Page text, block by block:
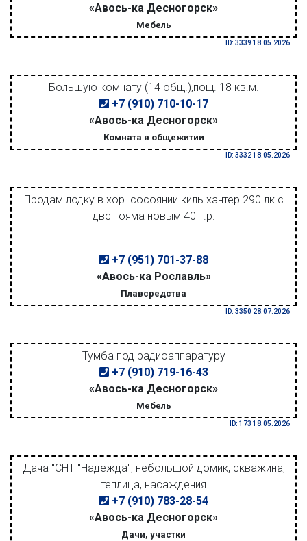
«Авось-ка Десногорск»
Мебель
ID: 3339 18.05.2026
Большую комнату (14 общ.),пощ. 18 кв.м.
+7 (910) 710-10-17
«Авось-ка Десногорск»
Комната в общежитии
ID: 3332 18.05.2026
Продам лодку в хор. сосоянии киль хантер 290 лк с
двс тояма новым 40 т.р.
+7 (951) 701-37-88
«Авось-ка Рославль»
Плавсредства
ID: 3350 28.07.2026
Тумба под радиоаппаратуру
+7 (910) 719-16-43
«Авось-ка Десногорск»
Мебель
ID: 173 18.05.2026
Дача "СНТ "Надежда", небольшой домик, скважина,
теплица, насаждения
+7 (910) 783-28-54
«Авось-ка Десногорск»
Дачи, участки